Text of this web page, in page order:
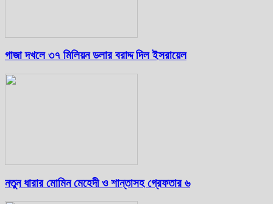
গাজা দখলে ৩৭ মিলিয়ন ডলার বরাদ্দ দিল ইসরায়েল
নতুন ধারার মোমিন মেহেদী ও শান্তাসহ গ্রেফতার ৬